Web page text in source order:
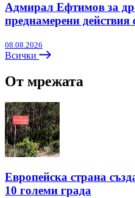
Адмирал Ефтимов за
преднамерени
08.08.2026
Всички
От мрежата
Европейска страна
10 големи града